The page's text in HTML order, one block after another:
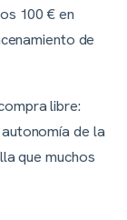
100 € en
de
libre:
de la
que muchos